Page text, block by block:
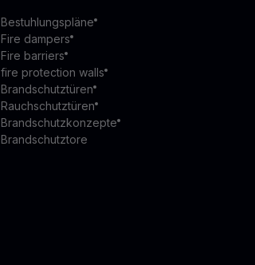
Bestuhlungspläne
Fire dampers
Fire barriers
fire protection walls
Brandschutztüren
Rauchschutztüren
Brandschutzkonzepte
Brandschutztore